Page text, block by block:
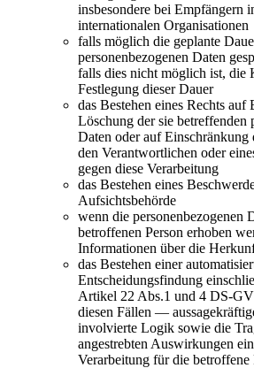
insbesondere bei Empfängern
internationalen Organisationen
falls möglich die geplante
personenbezogenen Daten
falls dies nicht möglich ist, die
Festlegung dieser Dauer
das Bestehen eines Rechts
Löschung der sie betreffenden
Daten oder auf Einschränkung
den Verantwortlichen oder
gegen diese Verarbeitung
das Bestehen eines
Aufsichtsbehörde
wenn die personenbezogenen
betroffenen Person erhoben
Informationen über die
das Bestehen einer
Entscheidungsfindung
Artikel 22 Abs.1 und 4 DS-
diesen Fällen —
involvierte Logik sowie die
angestrebten Auswirkungen
Verarbeitung für die betroffene